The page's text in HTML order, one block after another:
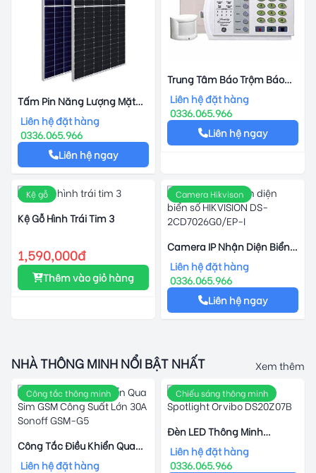
Tấm Pin Năng Lượng Mặt
Trời Canadian HiKu5
Liên hệ đặt hàng
0336.065.966
Liên hệ ngay
Trung Tâm Báo Trộm Báo
Cháy NETWORX NX-8E 16
Zone
Liên hệ đặt hàng
0336.065.966
Liên hệ ngay
Kệ gỗ
Kệ Gỗ Hình Trái Tim 3
1,590,000đ
Thêm vào giỏ hàng
Camera Hikvison
Camera IP Nhận Diện Biển
Số HIKVISION DS-
2CD7026G0/EP-I
Liên hệ đặt hàng
0336.065.966
Liên hệ ngay
NHÀ THÔNG MINH NỔI BẬT NHẤT Xem thêm
Công tắc thông minh
Công Tắc Điều Khiển Qua
Sim GSM Công Suất Lớn 30A
Liên hệ đặt hàng
Chiếu sáng thông minh
Đèn LED Thông Minh
Spotlight Orvibo DS20Z07B
Liên hệ đặt hàng
0336.065.966